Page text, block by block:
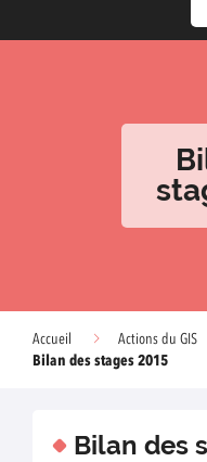
Accueil Actions du GIS
Bilan des stages 2015
Bilan des